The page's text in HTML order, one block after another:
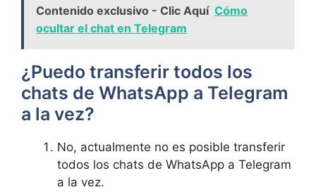
Contenido exclusivo - Clic Aquí Cómo
ocultar el chat en Telegram
¿Puedo transferir todos los
chats de WhatsApp a Telegram‌
a‍ la​ vez?
No, actualmente no es posible transferir​
todos⁤ los chats‌ de WhatsApp a Telegram
a​ la ‌vez.